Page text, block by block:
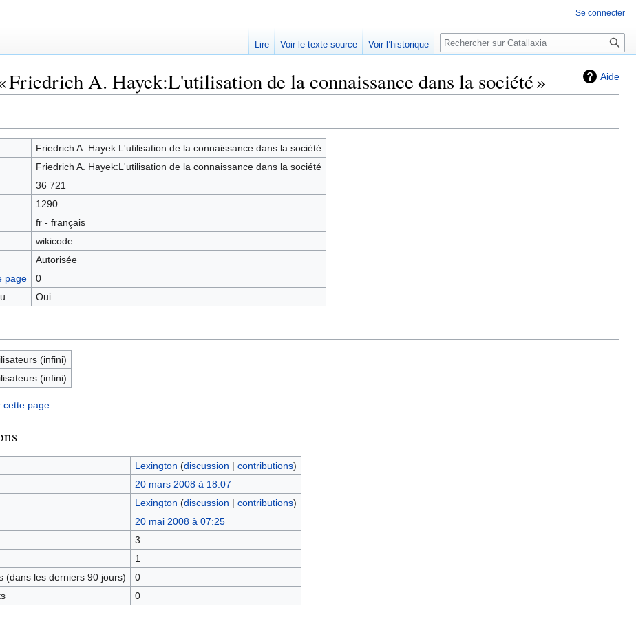
Aide
A. Hayek:L'utilisation de la connaissance dans la société »
Friedrich A. Hayek:L'utilisation de la connaissance dans la société
Friedrich A. Hayek:L'utilisation de la connaissance dans la société
36 721
1290
fr - français
wikicode
Autorisée
page
0
Oui
(infini)
(infini)
page.
Lexington (discussion | contributions)
20 mars 2008 à 18:07
Lexington (discussion | contributions)
20 mai 2008 à 07:25
3
1
(dans les derniers 90 jours)
0
0
Se connecter
Lire Voir le texte source Voir l’historique Rechercher